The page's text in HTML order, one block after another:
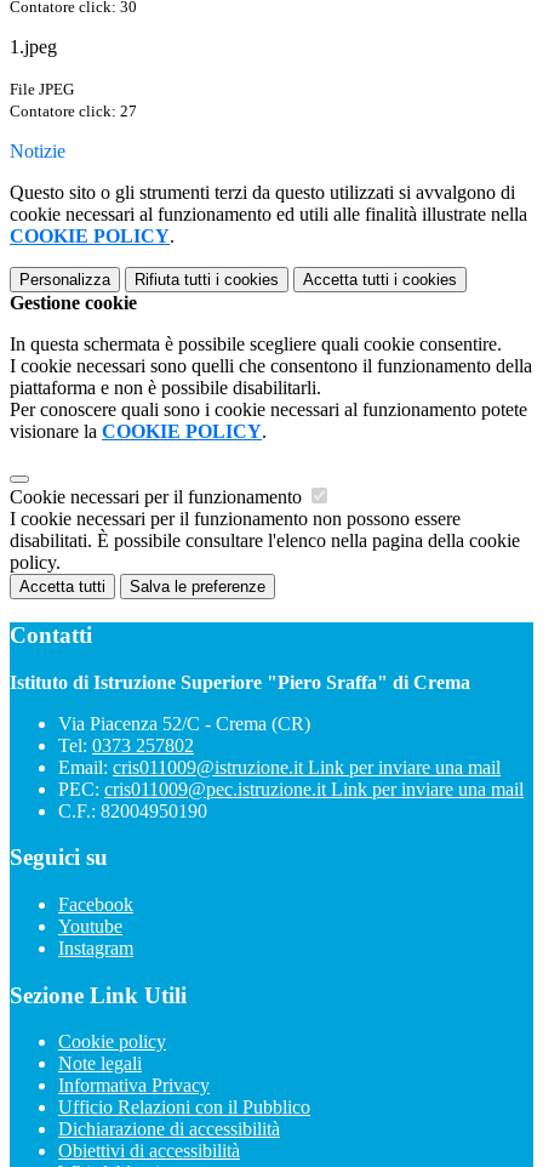
Contatore click: 30
1.jpeg
File JPEG
Contatore click: 27
Notizie
Questo sito o gli strumenti terzi da questo utilizzati si avvalgono di
cookie necessari al funzionamento ed utili alle finalità illustrate nella
COOKIE POLICY.
Personalizza Rifiuta tutti i cookies Accetta tutti i cookies
Gestione cookie
In questa schermata è possibile scegliere quali cookie consentire.
I cookie necessari sono quelli che consentono il funzionamento della
piattaforma e non è possibile disabilitarli.
Per conoscere quali sono i cookie necessari al funzionamento potete
visionare la COOKIE POLICY.
Cookie necessari per il funzionamento
I cookie necessari per il funzionamento non possono essere
disabilitati. È possibile consultare l'elenco nella pagina della cookie
policy.
Accetta tutti Salva le preferenze
Contatti
Istituto di Istruzione Superiore "Piero Sraffa" di Crema
Via Piacenza 52/C - Crema (CR)
Tel: 0373 257802
Email: cris011009@istruzione.it Link per inviare una mail
PEC: cris011009@pec.istruzione.it Link per inviare una mail
C.F.: 82004950190
Seguici su
Facebook
Youtube
Instagram
Sezione Link Utili
Cookie policy
Note legali
Informativa Privacy
Ufficio Relazioni con il Pubblico
Dichiarazione di accessibilità
Obiettivi di accessibilità